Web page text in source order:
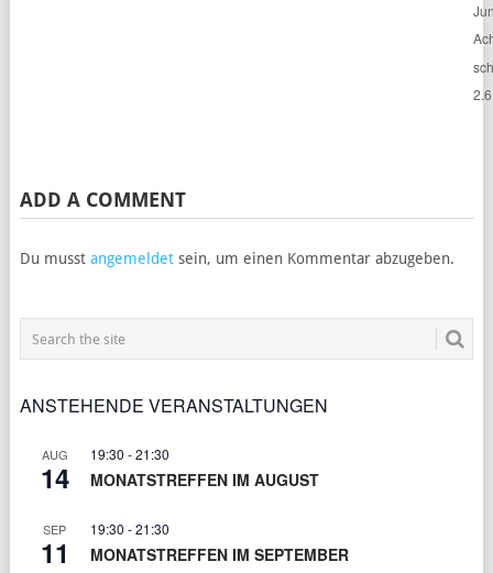
ADD A COMMENT
Du musst angemeldetsein, um einen Kommentar abzugeben.
ANSTEHENDE VERANSTALTUNGEN
AUG
14
19:30 -21:30
MONATSTREFFEN IM AUGUST
SEP
11
19:30 -21:30
MONATSTREFFEN IM SEPTEMBER